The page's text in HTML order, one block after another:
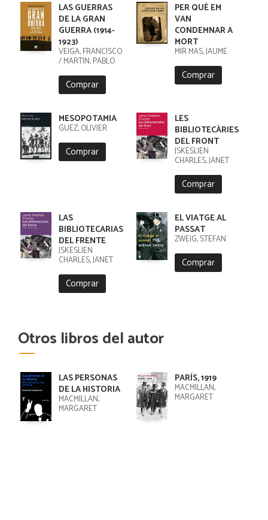
LAS GUERRAS
DE LA GRAN
GUERRA (1914-
1923)
VEIGA, FRANCISCO
/ MARTIN, PABLO
Comprar
PER QUÈ EM
VAN
CONDEMNAR A
MORT
MIR MAS, JAUME
Comprar
MESOPOTAMIA
GUEZ, OLIVIER
Comprar
LES
BIBLIOTECÀRIES
DEL FRONT
JSKESLIEN
CHARLES, JANET
Comprar
LAS
BIBLIOTECARIAS
DEL FRENTE
JSKESLIEN
CHARLES, JANET
Comprar
EL VIATGE AL
PASSAT
ZWEIG, STEFAN
Comprar
Otros libros del autor
LAS PERSONAS
DE LA HISTORIA
MACMILLAN,
MARGARET
PARÍS, 1919
MACMILLAN,
MARGARET